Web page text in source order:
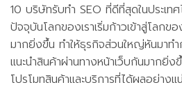
10 บริษัทรับทำ SEO ที่ดีที่สุดในประเ
ปัจจุบันโลกของเราเริ่มก้าวเข้าสู่โลกข
มากยิ่งขึ้น ทำให้ธุรกิจส่วนใหญ่หันมาท
แนะนำสินค้าผ่านทางหน้าเว็บกันมากยิ่ง
โปรโมทสินค้าและบริการที่ได้ผลอย่าง